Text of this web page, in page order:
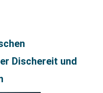
Dischereit und